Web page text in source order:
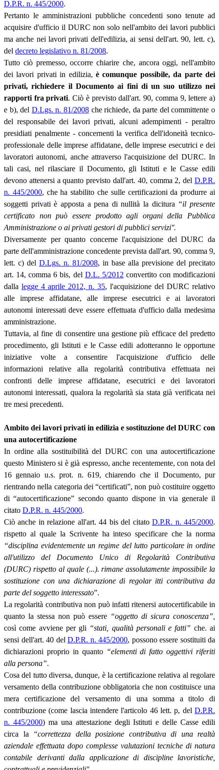
D.P.R. n. 445/2000.
Pertanto le amministrazioni pubbliche concedenti sono tenute ad
acquisire d'ufficio il DURC non solo nell'ambito dei lavori pubblici
ma anche nei lavori privati dell'edilizia, ai sensi dell'art. 90, lett. c),
del decreto legislativo n. 81/2008.
Tutto ciò premesso, occorre chiarire che, ancora oggi, nell'ambito
dei lavori privati in edilizia, è comunque possibile, da parte dei
privati, richiedere il Documento ai fini di un suo utilizzo nei
rapporti fra privati. Ciò è previsto dall'art. 90, comma 9, lettere a)
e b), del D.Lgs. n. 81/2008che richiede, da parte del committente o
del responsabile dei lavori privati, alcuni adempimenti - peraltro
presidiati penalmente - concernenti la verifica dell'idoneità tecnico-
professionale delle imprese affidatane, delle imprese esecutrici e dei
lavoratori autonomi, anche attraverso l'acquisizione del DURC. In
tali casi, nel rilasciare il Documento, gli Istituti e le Casse edili
devono attenersi a quanto previsto dall'art. 40, comma 2, del D.P.R.
n. 445/2000, che ha stabilito che sulle certificazioni da produrre ai
soggetti privati è apposta a pena di nullità la dicitura “il presente
certificato non può essere prodotto agli organi della Pubblica
Amministrazione o ai privati gestori di pubblici servizi''.
Diversamente per quanto concerne l'acquisizione del DURC da
parte dell'amministrazione concedente prevista dall'art. 90, comma 9,
lett. c) del D.Lgs. n. 81/2008, in base alla previsione del precitato
art. 14, comma 6 bis, del D.L. 5/2012 convertito con modificazioni
dalla legge 4 aprile 2012, n. 35, l'acquisizione del DURC relativo
alle imprese affidatane, alle imprese esecutrici e ai lavoratori
autonomi interessati deve essere effettuata d'ufficio dalla medesima
amministrazione.
Tuttavia, al fine di consentire una gestione più efficace del predetto
procedimento, gli Istituti e le Casse edili adotteranno le opportune
iniziative volte a consentire l'acquisizione d'ufficio delle
informazioni relative alla regolarità contributiva effettuata nei
confronti delle imprese affidatane, esecutrici e dei lavoratori
autonomi interessati, qualora la regolarità sia stata già verificata nei
tre mesi precedenti.
Ambito dei lavori privati in edilizia e sostituzione del DURC con
una autocertificazione
In ordine alla sostituibilità del DURC con una autocertificazione
questo Ministero si è già espresso, anche recentemente, con nota del
16 gennaio u.s. prot. n. 619, chiarendo che il Documento, pur
rientrando nella categoria dei “certificati”, non può costituire oggetto
di “autocertificazione” secondo quanto dispone in via generale il
citato D.P.R. n. 445/2000.
Ciò anche in relazione all'art. 44 bis del citatoD.P.R. n. 445/2000.
rispetto al quale la Scrivente ha inteso specificare che la norma
“disciplina evidentemente un regime del lutto particolare in ordine
all'utilizzo del Documento Unico di Regolarità Contributiva
(DURC) rispetto al quale (...). rimane assolutamente impossibile la
sostituzione con una dichiarazione di regolar itti contributiva da
parte del soggetto interessato”.
La regolarità contributiva non può infatti ritenersi autocertificabile in
quanto la stessa non può essere “oggetto di sicura conoscenza”,
così come avviene per gli “stati, qualità personali e fatti” che. ai
sensi dell'art. 40 del D.P.R. n. 445/2000, possono essere sostituiti da
dichiarazioni proprio in quanto “elementi di fatto oggettivi riferiti
alla persona”.
Cosa del tutto diversa, dunque, è la certificazione relativa al regolare
versamento della contribuzione obbligatoria che non costituisce una
mera certificazione del versamento di una somma a titolo di
contribuzione (come lascia intendere l'articolo 46 lett. p, del D.P.R.
n. 445/2000) ma una attestazione degli Istituti e delle Casse edili
circa la
“correttezza della posizione contributiva di una realtà
aziendale effettuata dopo complesse valutazioni tecniche di natura
contabile derivanti dalla applicazione di discipline lavoristiche,